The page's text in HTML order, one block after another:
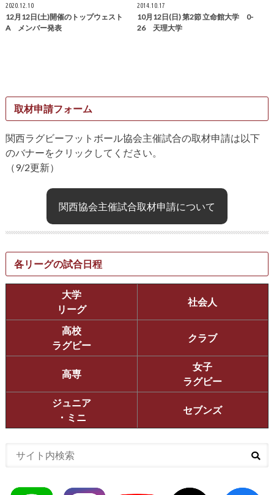
2020.12.10
12月12日(土)開催のトップウェスト
A メンバー発表
2014.10.17
10月12日(日) 第2節 立命館大学 0-
26 天理大学
取材申請フォーム
関西ラグビーフットボール協会主催試合の取材申請は以下
のバナーをクリックしてください。
（9/2更新）
関西協会主催試合取材申請について
各リーグの試合日程
大学
リーグ
社会人
高校
ラグビー
クラブ
高専
女子
ラグビー
ジュニア
・ミニ
セブンズ